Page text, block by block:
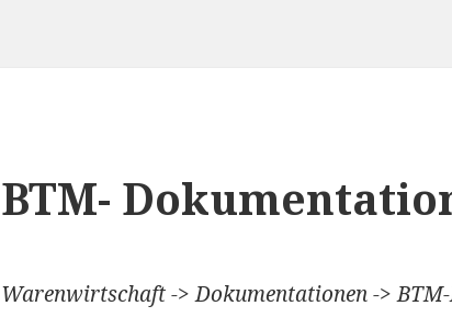
BTM-
Warenwirtschaft -> Dokumentationen ->